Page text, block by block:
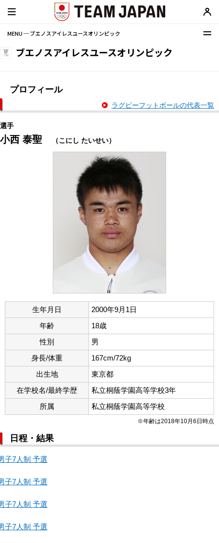
MENU ─ ブエノスアイレスユースオリンピック
ブエノスアイレスユースオリンピック
プロフィール
ラグビーフットボールの代表一覧
選手
小西 泰聖 （こにし たいせい）
生年月日
2000年9月1日
年齢
18歳
性別
男
身長/体重
167cm/72kg
出生地
東京都
在学校名/最終学歴
私立桐蔭学園高等学校3年
所属
私立桐蔭学園高等学校
※年齢は2018年10月6日時点
日程・結果
子7人制 予選
子7人制 予選
子7人制 予選
子7人制 予選